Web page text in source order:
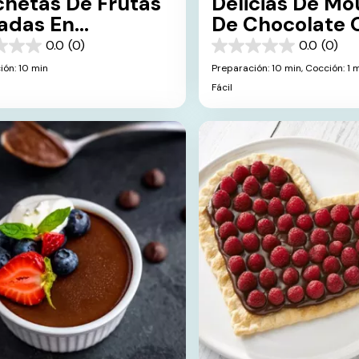
En
0.0 (0)
10 min
De Chocolate
Y Frambuesa
0.0 (0)
0.0
de
5
Preparación: 10 min, Cocción: 1
Fácil